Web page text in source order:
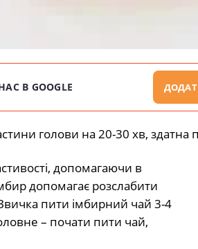
В GOOGLE
голови на 20-30 хв, здатна
допомагаючи в
допомагає розслабити
пити імбирний чай 3-4
– почати пити чай,